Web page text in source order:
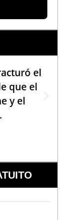
el
que el
y el